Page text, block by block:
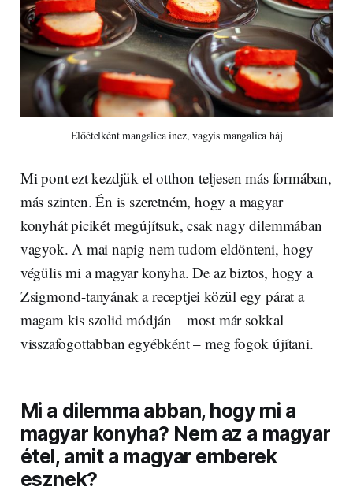
Előételként mangalica inez, vagyis mangalica háj
Mi pont ezt kezdjük el otthon teljesen más formában,
más szinten. Én is szeretném, hogy a magyar
konyhát picikét megújítsuk, csak nagy dilemmában
vagyok. A mai napig nem tudom eldönteni, hogy
végülis mi a magyar konyha. De az biztos, hogy a
Zsigmond-tanyának a receptjei közül egy párat a
magam kis szolid módján – most már sokkal
visszafogottabban egyébként – meg fogok újítani.
Mi a dilemma abban, hogy mi a
magyar konyha? Nem az a magyar
étel, amit a magyar emberek
esznek?